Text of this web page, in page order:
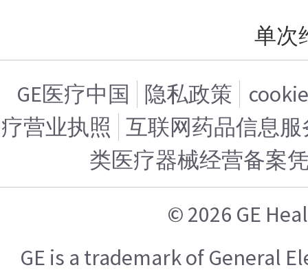
单次
GE医疗中国 隐私政策
疗营业执照 互联网药品信息服
类医疗器械经营备案
© 2026 GE
GE is a trademark of General